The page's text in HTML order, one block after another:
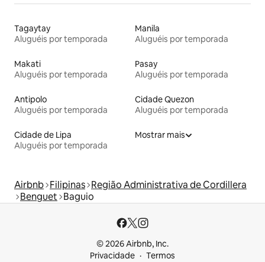
Tagaytay
Aluguéis por temporada
Manila
Aluguéis por temporada
Makati
Aluguéis por temporada
Pasay
Aluguéis por temporada
Antipolo
Aluguéis por temporada
Cidade Quezon
Aluguéis por temporada
Cidade de Lipa
Aluguéis por temporada
Mostrar mais
Airbnb Filipinas Região Administrativa de Cordillera
Benguet Baguio
© 2026 Airbnb, Inc.
Privacidade
Termos